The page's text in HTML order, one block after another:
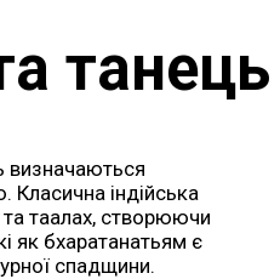
танець
визначаються
Класична індійська
та таалах, створюючи
як бхаратанатьям є
спадщини.